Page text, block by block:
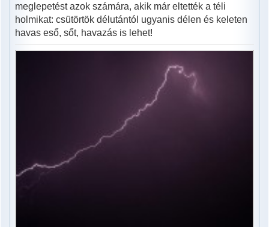
meglepetést azok számára, akik már eltették a téli
holmikat: csütörtök délutántól ugyanis délen és keleten
havas eső, sőt, havazás is lehet!